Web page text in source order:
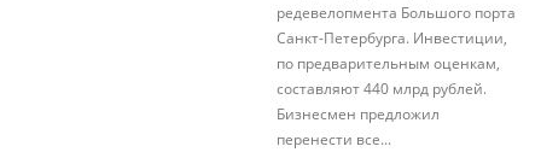
редевелопмента Большого порта
Санкт-Петербурга. Инвестиции,
по предварительным оценкам,
составляют 440 млрд рублей.
Бизнесмен предложил
перенести все...